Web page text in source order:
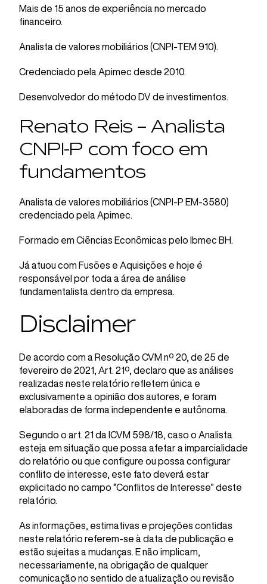
Mais de 15 anos de experiência no mercado
financeiro.
Analista de valores mobiliários (CNPI-TEM 910).
Credenciado pela Apimec desde 2010.
Desenvolvedor do método DV de investimentos.
Renato Reis – Analista
CNPI-P com foco em
fundamentos
Analista de valores mobiliários (CNPI-P EM-3580)
credenciado pela Apimec.
Formado em Ciências Econômicas pelo Ibmec BH.
Já atuou com Fusões e Aquisições e hoje é
responsável por toda a área de análise
fundamentalista dentro da empresa.
Disclaimer
De acordo com a Resolução CVM nº 20, de 25 de
fevereiro de 2021, Art. 21º, declaro que as análises
realizadas neste relatório refletem única e
exclusivamente a opinião dos autores, e foram
elaboradas de forma independente e autônoma.
Segundo o art. 21 da ICVM 598/18, caso o Analista
esteja em situação que possa afetar a imparcialidade
do relatório ou que configure ou possa configurar
conflito de interesse, este fato deverá estar
explicitado no campo “Conflitos de Interesse” deste
relatório.
As informações, estimativas e projeções contidas
neste relatório referem-se à data de publicação e
estão sujeitas a mudanças. E não implicam,
necessariamente, na obrigação de qualquer
comunicação no sentido de atualização ou revisão